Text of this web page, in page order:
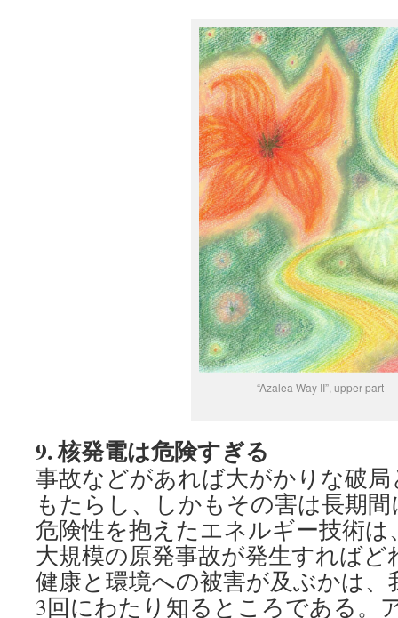
“Azalea Way II”, upper part
9.核発電は危険すぎる
事故などがあれば大がかりな破
もたらし、しかもその害は長期
危険性を抱えたエネルギー技術
大規模の原発事故が発生すればど
健康と環境への被害が及ぶかは、
3回にわたり知るところである。